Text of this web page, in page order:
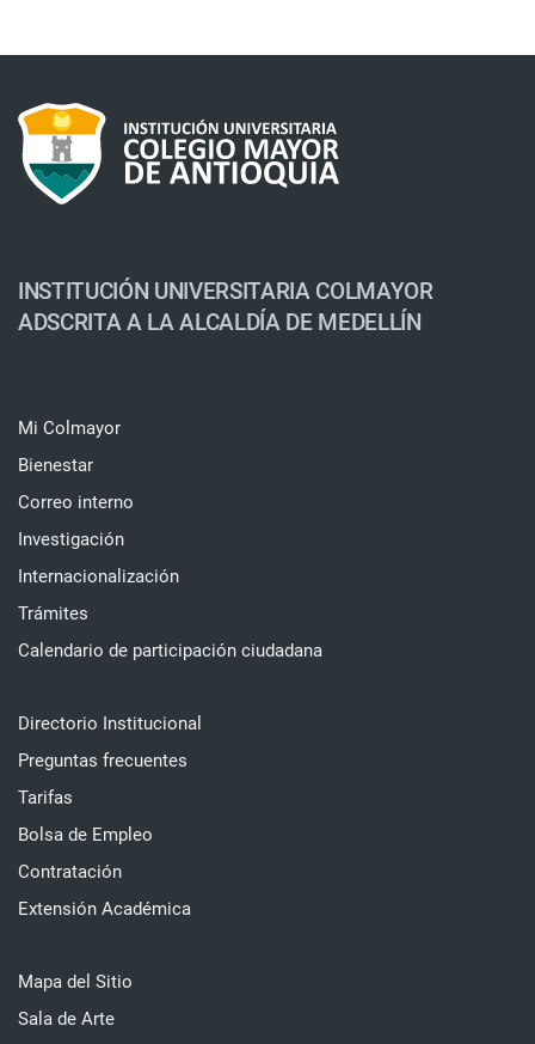
INSTITUCIÓN UNIVERSITARIA COLMAYOR
ADSCRITA A LA ALCALDÍA DE MEDELLÍN
Mi Colmayor
Bienestar
Correo interno
Investigación
Internacionalización
Trámites
Calendario de participación ciudadana
Directorio Institucional
Preguntas frecuentes
Tarifas
Bolsa de Empleo
Contratación
Extensión Académica
Mapa del Sitio
Sala de Arte